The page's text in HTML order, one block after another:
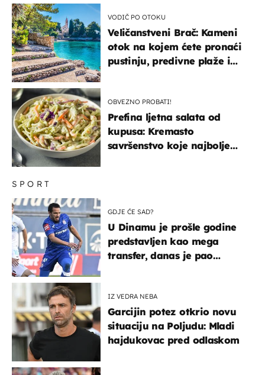
SPORT
GDJE ĆE SAD?
U Dinamu je prošle godine
predstavljen kao mega
transfer, danas je pao
IZ VEDRA NEBA
Garcijin potez otkrio novu
situaciju na Poljudu: Mladi
hajdukovac pred odlaskom
VODIČ PO OTOKU
Veličanstveni Brač: Kameni
otok na kojem ćete pronaći
pustinju, predivne plaže i
OBVEZNO PROBATI!
Prefina ljetna salata od
kupusa: Kremasto
savršenstvo koje najbolje